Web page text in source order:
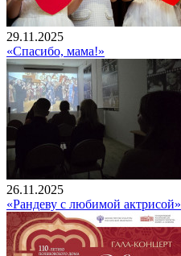
29.11.2025
«Спасибо, мама!»
26.11.2025
«Рандеву с любимой актрисой»